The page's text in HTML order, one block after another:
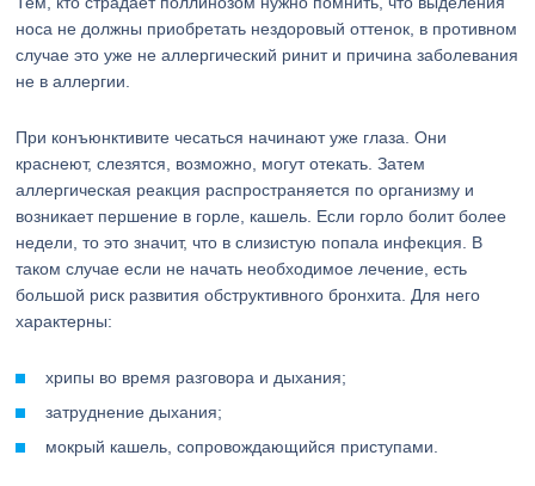
носа не должны приобретать нездоровый оттенок, в противном
случае это уже не аллергический ринит и причина заболевания
не в аллергии.
При конъюнктивите чесаться начинают уже глаза. Они
краснеют, слезятся, возможно, могут отекать. Затем
аллергическая реакция распространяется по организму и
возникает першение в горле, кашель. Если горло болит более
недели, то это значит, что в слизистую попала инфекция. В
таком случае если не начать необходимое лечение, есть
большой риск развития обструктивного бронхита. Для него
характерны:
хрипы во время разговора и дыхания;
затруднение дыхания;
мокрый кашель, сопровождающийся приступами.